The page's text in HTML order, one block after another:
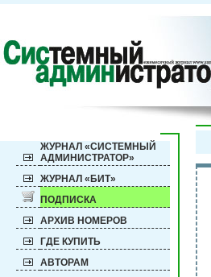
ЖУРНАЛ «СИСТЕМНЫЙ
АДМИНИСТРАТОР»
ЖУРНАЛ «БИТ»
ПОДПИСКА
АРХИВ НОМЕРОВ
ГДЕ КУПИТЬ
АВТОРАМ